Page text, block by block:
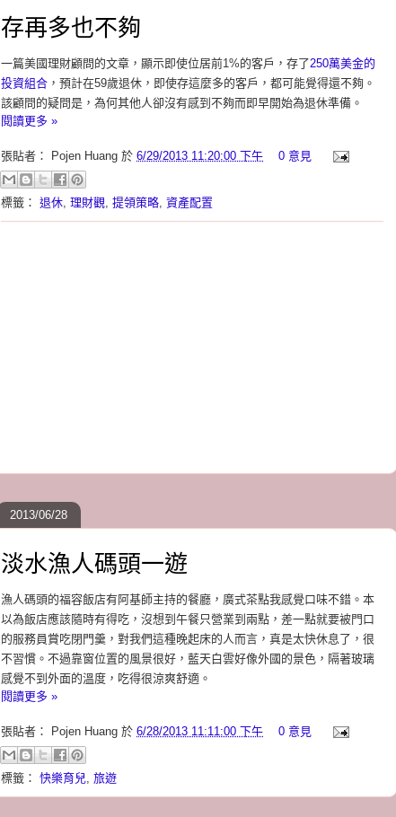
存再多也不夠
一篇美國理財顧問的文章，顯示即使位居前1%的客戶，存了250萬美金的
投資組合 ，預計在59歲退休，即使存這麼多的客戶，都可能覺得還不夠。
該顧問的疑問是，為何其他人卻沒有感到不夠而即早開始為退休準備。
閱讀更多 »
張貼者： Pojen Huang 於 6/29/2013 11:20:00 下午 0 意見
標籤： 退休, 理財觀, 提領策略, 資產配置
2013/06/28
淡水漁人碼頭一遊
漁人碼頭的福容飯店有阿基師主持的餐廳，廣式茶點我感覺口味不錯。本
以為飯店應該隨時有得吃，沒想到午餐只營業到兩點，差一點就要被門口
的服務員賞吃閉門羹，對我們這種晚起床的人而言，真是太快休息了，很
不習慣。不過靠窗位置的風景很好，藍天白雲好像外國的景色，隔著玻璃
感覺不到外面的溫度，吃得很涼爽舒適。
閱讀更多 »
張貼者： Pojen Huang 於 6/28/2013 11:11:00 下午 0 意見
標籤： 快樂育兒, 旅遊